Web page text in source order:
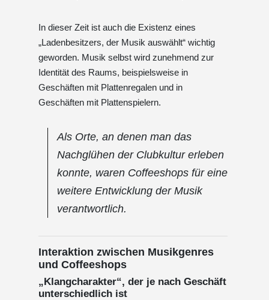
In dieser Zeit ist auch die Existenz eines
„Ladenbesitzers, der Musik auswählt“ wichtig
geworden. Musik selbst wird zunehmend zur
Identität des Raums, beispielsweise in
Geschäften mit Plattenregalen und in
Geschäften mit Plattenspielern.
Als Orte, an denen man das
Nachglühen der Clubkultur erleben
konnte, waren Coffeeshops für eine
weitere Entwicklung der Musik
verantwortlich.
Interaktion zwischen Musikgenres
und Coffeeshops
„Klangcharakter“, der je nach Geschäft
unterschiedlich ist